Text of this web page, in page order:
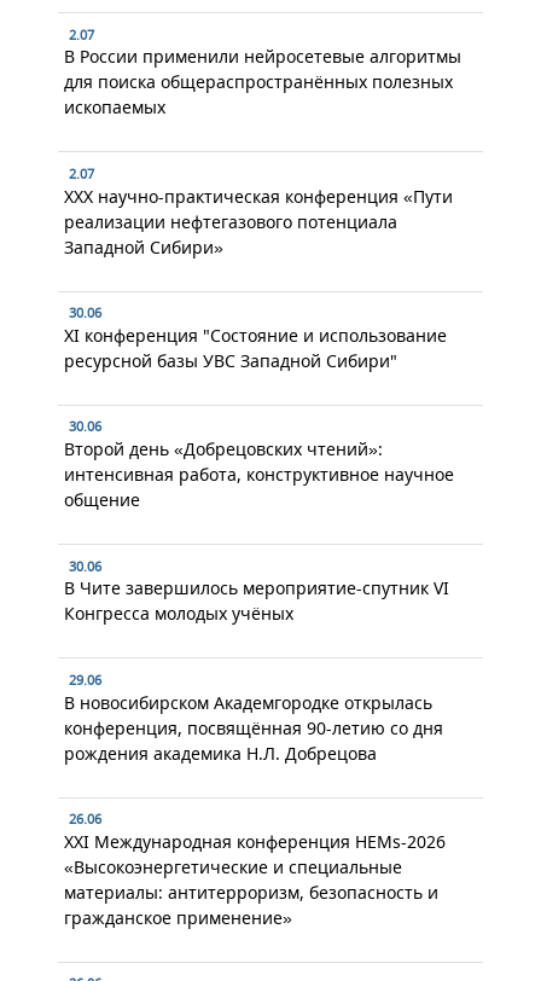
2.07
В России применили нейросетевые алгоритмы
для поиска общераспространённых полезных
ископаемых
2.07
XXX научно-практическая конференция «Пути
реализации нефтегазового потенциала
Западной Сибири»
30.06
XI конференция "Состояние и использование
ресурсной базы УВС Западной Сибири"
30.06
Второй день «Добрецовских чтений»:
интенсивная работа, конструктивное научное
общение
30.06
В Чите завершилось мероприятие-спутник VI
Конгресса молодых учёных
29.06
В новосибирском Академгородке открылась
конференция, посвящённая 90-летию со дня
рождения академика Н.Л. Добрецова
26.06
XXI Международная конференция HEMs-2026
«Высокоэнергетические и специальные
материалы: антитерроризм, безопасность и
гражданское применение»